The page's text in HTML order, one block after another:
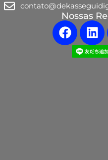
Nossas